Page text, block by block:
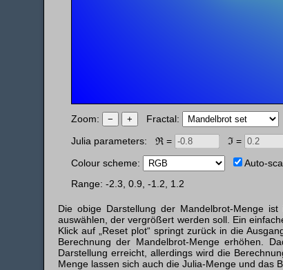
Zoom: − + Fractal:
Julia parameters: ℜ =
ℑ =
Colour scheme:
Auto-
Range: -2.3, 0.9, -1.2, 1.2
Die obige Darstellung der Mandelbrot-Menge
auswählen, der vergrößert werden soll. Ein
Klick auf „Reset plot“ springt zurück in die
Berechnung der Mandelbrot-Menge erhöhen.
Darstellung erreicht, allerdings wird die
Menge lassen sich auch die Julia-Menge und das